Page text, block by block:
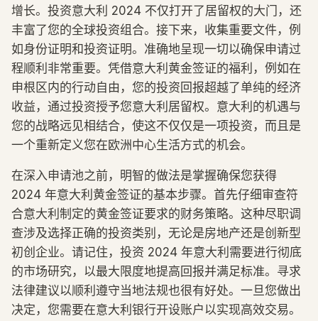
增长。投资意大利 2024 不仅打开了居留权的大门，还
丰富了您的全球投资组合。接下来，收集重要文件，例
如身份证明和投资证明。准确地呈现一切以确保申请过
程顺利非常重要。凭借意大利黄金签证的福利，例如在
申根区内的行动自由，您的投资回报超越了单纯的经济
收益，通过投资授予您意大利居留权。意大利的机遇与
您的战略远见相结合，使这不仅仅是一项投资，而且是
一个重新定义您在欧洲中心生活方式的机会。
在深入申请池之前，明智的做法是掌握确保您获得
2024 年意大利黄金签证的基本步骤。首先仔细审查符
合意大利制定的黄金签证要求的财务策略。这种尽职调
查涉及选择正确的投资类别，无论是房地产还是创新型
初创企业。请记住，投资 2024 年意大利需要进行彻底
的市场研究，以最大限度地提高回报并满足标准。寻求
法律建议以顺利遵守当地法规也很有好处。一旦您做出
决定，您需要在意大利银行开设账户以实现高效交易。